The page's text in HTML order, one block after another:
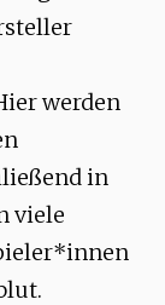
werden
in
viele